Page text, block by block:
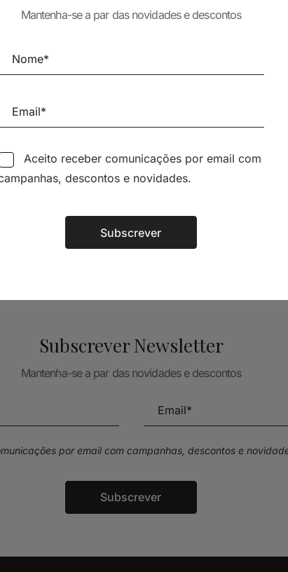
17,11 € 15,40€
ANALOGIAS
Siga-nos nas Redes Sociais
Subscrever Newsletter
Mantenha-se a par das novidades e descontos
por email com campanhas, descontos e
Subscrever
Mantenha-se a par das novidades e descontos
Aceito receber comunicações por email com
descontos e novidades.
Subscrever